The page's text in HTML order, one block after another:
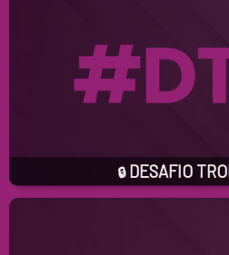
🔒DESAFIO